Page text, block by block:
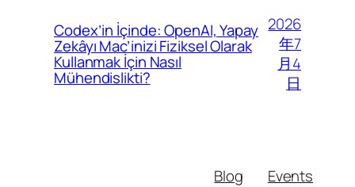
Codex’in İçinde: OpenAI, Yapay
Zekâyı Mac’inizi Fiziksel Olarak
Kullanmak İçin Nasıl
Mühendislikti?
2026
年7
月4
日
Blog
Events